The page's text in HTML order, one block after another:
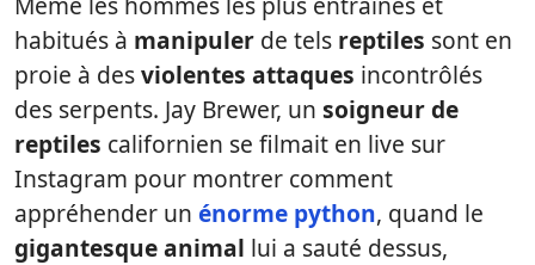
habitués à manipuler de tels reptiles sont en
proie à desviolentes attaques incontrôlés
des serpents. Jay Brewer, un soigneur de
reptiles californien se filmait en live sur
Instagram pour montrer comment
appréhender un énorme python, quand le
gigantesque animal lui a sauté dessus,